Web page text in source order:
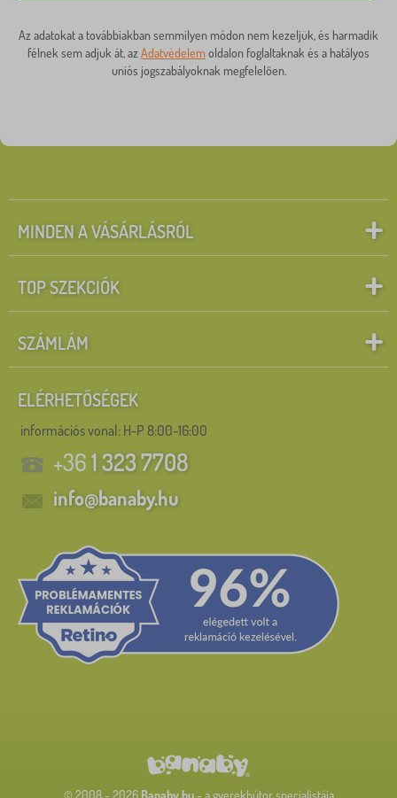
Az adatokat a továbbiakban semmilyen módon nem kezeljük, és harmadik
félnek sem adjuk át, az Adatvédelemoldalon foglaltaknak és a hatályos
uniós jogszabályoknak megfelelően.
MINDEN A VÁSÁRLÁSRÓL
TOP SZEKCIÓK
SZÁMLÁM
ELÉRHETŐSÉGEK
információs vonal: H-P 8:00-16:00
+361 323 7708
info@banaby.hu
© 2008 - 2026 Banaby.hu- a gyerekbútor specialistája